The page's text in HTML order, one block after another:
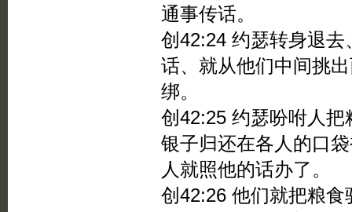
通事传话。
创42:24 约瑟转身退
话、就从他们中间挑
绑。
创42:25 约瑟吩咐人
银子归还在各人的口
人就照他的话办了。
创42:26 他们就把粮